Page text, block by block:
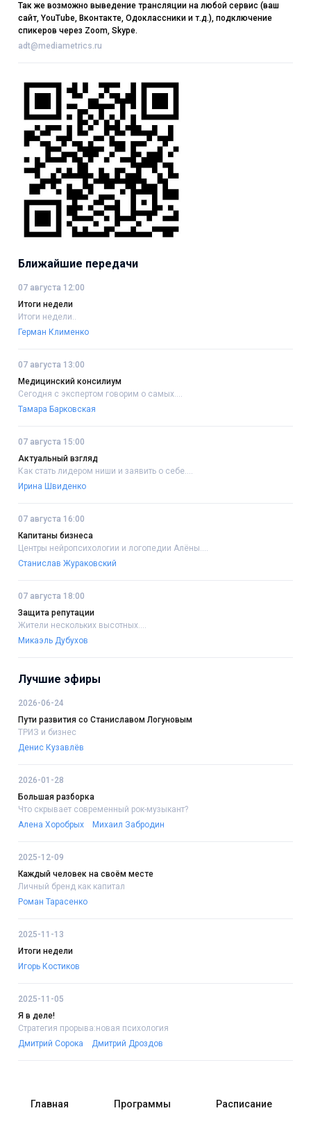
Так же возможно выведение трансляции на любой сервис (ваш
сайт, YouTube, Вконтакте, Одоклассники и т.д.), подключение
спикеров через Zoom, Skype.
adt@mediametrics.ru
Ближайшие передачи
07 августа 12:00
Итоги недели
Итоги недели..
Герман Клименко
07 августа 13:00
Медицинский консилиум
Сегодня с экспертом говорим о самых....
Тамара Барковская
07 августа 15:00
Актуальный взгляд
Как стать лидером ниши и заявить о себе....
Ирина Швиденко
07 августа 16:00
Капитаны бизнеса
Центры нейропсихологии и логопедии Алёны....
Станислав Жураковский
07 августа 18:00
Защита репутации
Жители нескольких высотных....
Микаэль Дубухов
Лучшие эфиры
2026-06-24
Пути развития со Станиславом Логуновым
ТРИЗ и бизнес
Денис Кузавлёв
2026-01-28
Большая разборка
Что скрывает современный рок-музыкант?
Алена Хоробрых
Михаил Забродин
2025-12-09
Каждый человек на своём месте
Личный бренд как капитал
Роман Тарасенко
2025-11-13
Итоги недели
Игорь Костиков
2025-11-05
Я в деле!
Стратегия прорыва:новая психология
Дмитрий Сорока
Дмитрий Дроздов
Главная Программы Расписание